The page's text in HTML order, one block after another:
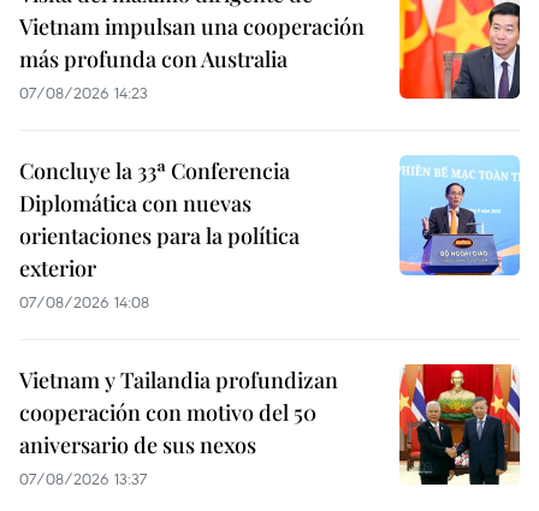
Vietnam impulsan una cooperación
más profunda con Australia
07/08/2026 14:23
Concluye la 33ª Conferencia
Diplomática con nuevas
orientaciones para la política
exterior
07/08/2026 14:08
Vietnam y Tailandia profundizan
cooperación con motivo del 50
aniversario de sus nexos
07/08/2026 13:37